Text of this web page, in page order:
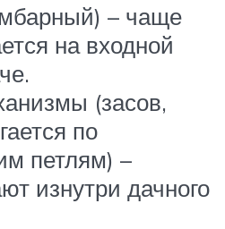
– чаще
на входной
(засов,
по
петлям) –
изнутри дачного